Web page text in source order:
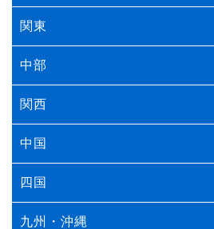
関東
中部
関西
中国
四国
九州・沖縄